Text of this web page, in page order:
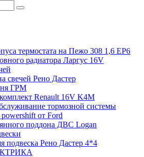
термостата на Пежо 308 1,6 EP6
радиатора Ларгус 16V
свечей Рено Дастер
ГРМ
Renault 16V K4M
тормозной системы
от Ford
поддона ДВС Logan
подвеска Рено Дастер 4*4